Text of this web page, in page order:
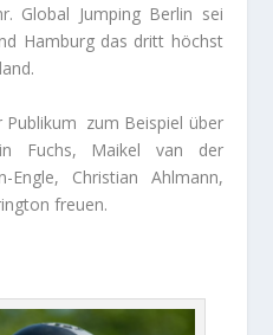
Global Jumping Berlin sei
Hamburg das dritt höchst
Publikum zum Beispiel über
Fuchs, Maikel van der
Engle, Christian Ahlmann,
freuen.